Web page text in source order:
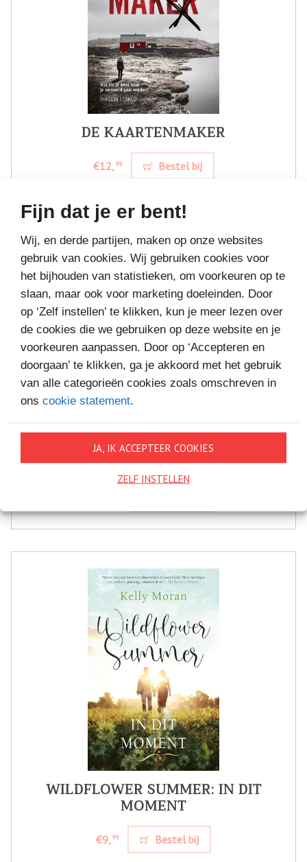
Fijn dat je er bent!
Wij, en derde partijen, maken op onze websites
gebruik van cookies. Wij gebruiken cookies voor
het bijhouden van statistieken, om voorkeuren op te
slaan, maar ook voor marketing doeleinden. Door
op ‘Zelf instellen’ te klikken, kun je meer lezen over
de cookies die we gebruiken op deze website en je
voorkeuren aanpassen. Door op ‘Accepteren en
doorgaan’ te klikken, ga je akkoord met het gebruik
van alle categorieën cookies zoals omschreven in
ons cookie statement.
JA, IK ACCEPTEER COOKIES
ZELF INSTELLEN
DE KAARTENMAKER
€12,99 Bestel bij
SOMS WIL IK EEN KIND
WILDFLOWER SUMMER: IN DIT
MOMENT
€9,99 Bestel bij